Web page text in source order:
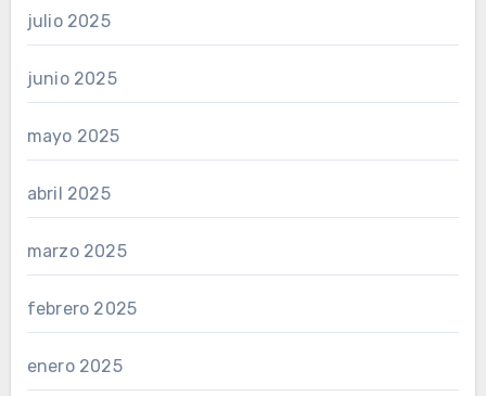
julio 2025
junio 2025
mayo 2025
abril 2025
marzo 2025
febrero 2025
enero 2025